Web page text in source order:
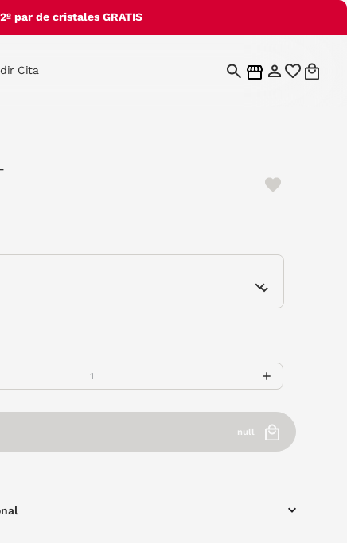
par de cristales GRATIS
Cita
null